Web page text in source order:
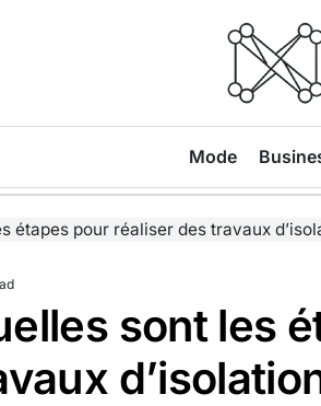
Mode
pour réaliser des travaux d’isolation
sont les